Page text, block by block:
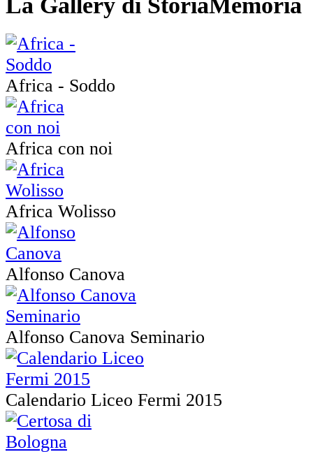
Africa - Soddo
Africa con noi
Africa Wolisso
Alfonso Canova
Alfonso Canova Seminario
Calendario Liceo Fermi 2015